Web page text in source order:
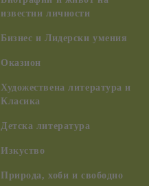
известни личности
Бизнес и Лидерски умения
Оказион
Художествена литература и
Класика
Детска литература
Изкуство
Природа, хоби и свободно